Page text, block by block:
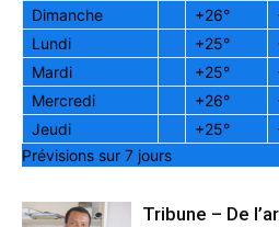
Dimanche
+26°
Lundi
+25°
Mardi
+25°
Mercredi
+26°
Jeudi
+25°
Prévisions sur 7 jours
Tribune – De